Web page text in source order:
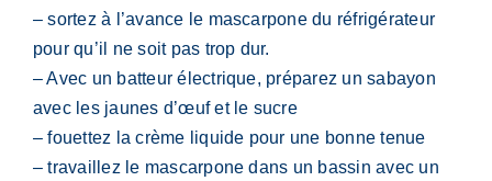
– sortez à l’avance le mascarpone du réfrigérateur
pour qu’il ne soit pas trop dur.
– Avec un batteur électrique, préparez un sabayon
avec les jaunes d’œuf et le sucre
– fouettez la crème liquide pour une bonne tenue
– travaillez le mascarpone dans un bassin avec un